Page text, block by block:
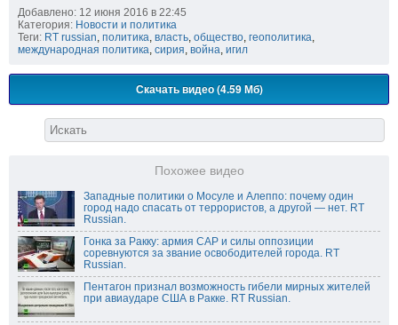
Добавлено: 12 июня 2016 в 22:45
Категория: Новости и политика
Теги: RT russian, политика, власть, общество, геополитика,
международная политика, сирия, война, игил
Скачать видео (4.59 Мб)
Похожее видео
Западные политики о Мосуле и Алеппо: почему один
город надо спасать от террористов, а другой — нет. RT
Russian.
Гонка за Ракку: армия САР и силы оппозиции
соревнуются за звание освободителей города. RT
Russian.
Пентагон признал возможность гибели мирных жителей
при авиаударе США в Ракке. RT Russian.